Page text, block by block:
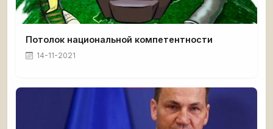
Потолок национальной компетентности
14-11-2021